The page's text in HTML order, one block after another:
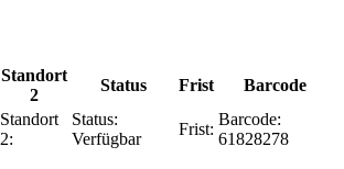
Standort
2
Status Frist
Barcode
Standort
2:
Status:
Verfügbar
Frist:
Barcode:
61828278